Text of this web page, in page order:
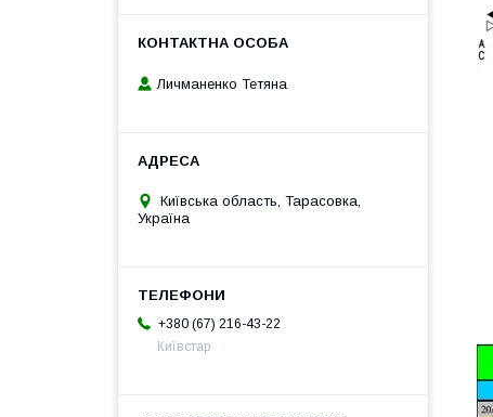
Личманенко Тетяна
Київська область, Тарасовка,
Україна
+380 (67) 216-43-22
Київстар